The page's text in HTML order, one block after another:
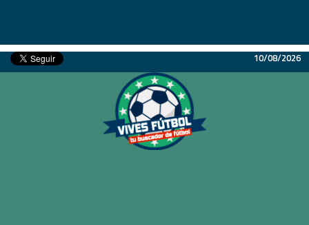
Inicio 10/08/2026